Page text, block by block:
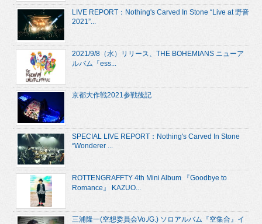
LIVE REPORT：Nothing's Carved In Stone “Live at 野音
2021”...
2021/9/8（水）リリース、THE BOHEMIANS ニューア
ルバム『ess...
京都大作戦2021参戦後記
SPECIAL LIVE REPORT：Nothing's Carved In Stone
“Wonderer ...
ROTTENGRAFFTY 4th Mini Album 『Goodbye to
Romance』 KAZUO...
三浦隆一(空想委員会Vo./G.) ソロアルバム『空集合』イ